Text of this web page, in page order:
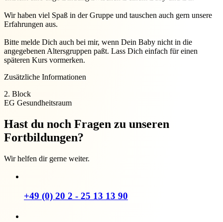
Wir haben viel Spaß in der Gruppe und tauschen auch gern unsere
Erfahrungen aus.
Bitte melde Dich auch bei mir, wenn Dein Baby nicht in die
angegebenen Altersgruppen paßt. Lass Dich einfach für einen
späteren Kurs vormerken.
Zusätzliche Informationen
2. Block
EG Gesundheitsraum
Hast du noch Fragen zu unseren
Fortbildungen?
Wir helfen dir gerne weiter.
+49 (0) 20 2 - 25 13 13 90